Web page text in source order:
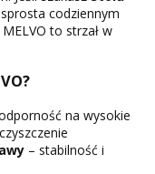
codziennym
to strzał w
na wysokie
– stabilność i